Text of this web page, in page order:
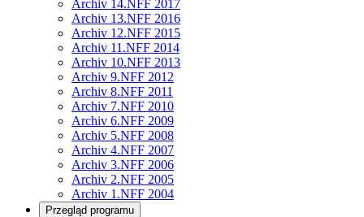
Archiv 14.NFF 2017
Archiv 13.NFF 2016
Archiv 12.NFF 2015
Archiv 11.NFF 2014
Archiv 10.NFF 2013
Archiv 9.NFF 2012
Archiv 8.NFF 2011
Archiv 7.NFF 2010
Archiv 6.NFF 2009
Archiv 5.NFF 2008
Archiv 4.NFF 2007
Archiv 3.NFF 2006
Archiv 2.NFF 2005
Archiv 1.NFF 2004
Przegląd programu